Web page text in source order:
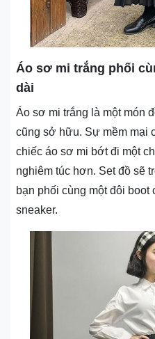
Áo sơ mi trắng phối
dài
Áo sơ mi trắng là một món
cũng sở hữu. Sự mềm mại
chiếc áo sơ mi bớt đi một
nghiêm túc hơn. Set đồ sẽ
bạn phối cùng một đôi
sneaker.